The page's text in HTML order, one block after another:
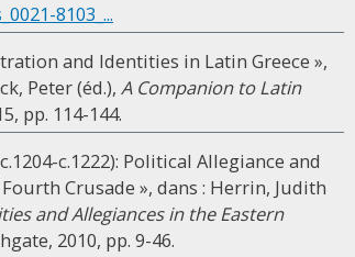
8103_...
and Identities in Latin Greece »,
Peter (éd.), A Companion to Latin
pp. 114-144.
c.1222): Political Allegiance and
Crusade », dans : Herrin, Judith
and Allegiances in the Eastern
2010, pp. 9-46.